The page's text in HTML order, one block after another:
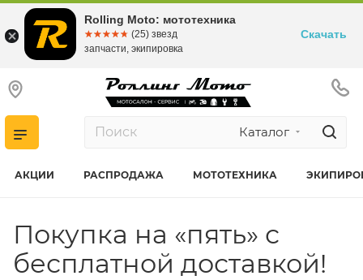
Каталог
АКЦИИ РАСПРОДАЖА МОТОТЕХНИКА
Покупка на «пять» с
бесплатной доставкой!
Rolling Moto: мототехника
☆☆☆☆☆
★★★★★ (25) звезд
запчасти, экипировка
Скачать